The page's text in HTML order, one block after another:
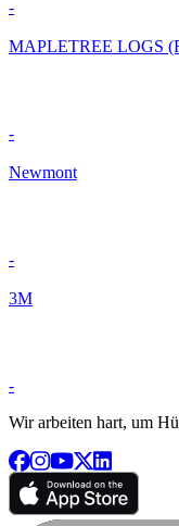
-
MAPLETREE LOGS
-
Newmont
-
3M
-
Wir arbeiten hart, um